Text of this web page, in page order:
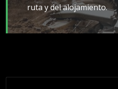
ruta y del alojamiento.